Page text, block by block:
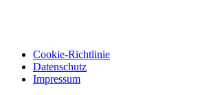
Cookie-Richtlinie
Datenschutz
Impressum